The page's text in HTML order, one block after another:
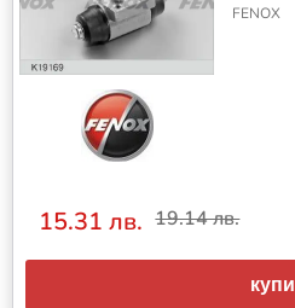
FENOX
15.31 лв. 19.14 лв.
купи